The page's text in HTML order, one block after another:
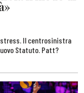
stress. Il centrosinistra
Statuto. Patt?